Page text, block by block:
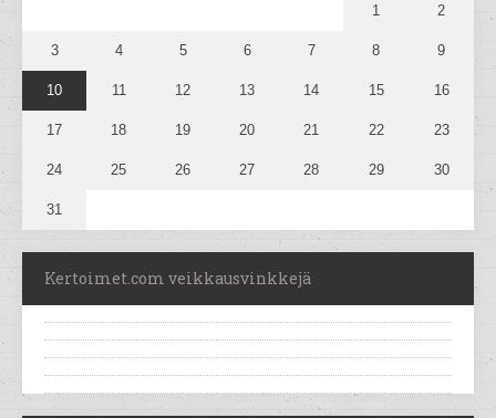
1 2
3 4 5 6 7 8 9
10 11 12 13 14 15 16
17 18 19 20 21 22 23
24 25 26 27 28 29 30
31
Kertoimet.com veikkausvinkkejä